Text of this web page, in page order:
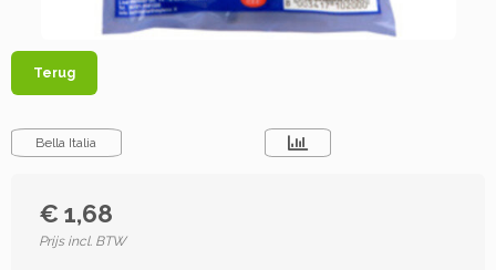
Terug
Bella Italia
€ 1,68
Prijs incl. BTW